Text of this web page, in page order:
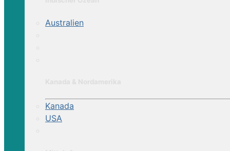
Australien
Kanada
USA